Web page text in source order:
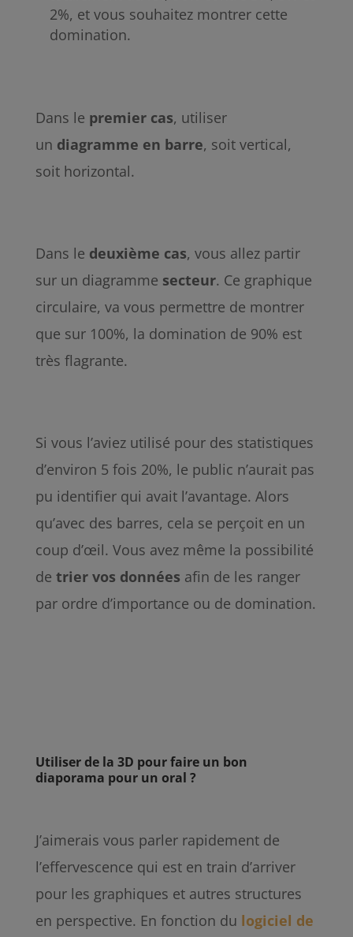
2%, et vous souhaitez montrer cette
domination.
Dans le premier cas, utiliser
un diagramme en barre, soit vertical,
soit horizontal.
Dans le deuxième cas, vous allez partir
sur un diagramme secteur. Ce graphique
circulaire, va vous permettre de montrer
que sur 100%, la domination de 90% est
très flagrante.
Si vous l’aviez utilisé pour des statistiques
d’environ 5 fois 20%, le public n’aurait pas
pu identifier qui avait l’avantage. Alors
qu’avec des barres, cela se perçoit en un
coup d’œil. Vous avez même la possibilité
de trier vos données afin de les ranger
par ordre d’importance ou de domination.
Utiliser de la 3D pour faire un bon
diaporama pour un oral ?
J’aimerais vous parler rapidement de
l’effervescence qui est en train d’arriver
pour les graphiques et autres structures
en perspective. En fonction du logiciel de